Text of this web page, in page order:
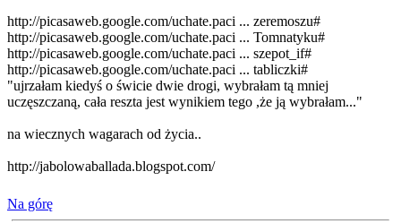
http://picasaweb.google.com/uchate.paci ... zeremoszu#
http://picasaweb.google.com/uchate.paci ... Tomnatyku#
http://picasaweb.google.com/uchate.paci ... szepot_if#
http://picasaweb.google.com/uchate.paci ... tabliczki#
"ujrzałam kiedyś o świcie dwie drogi, wybrałam tą mniej
uczęszczaną, cała reszta jest wynikiem tego ,że ją wybrałam..."
na wiecznych wagarach od życia..
http://jabolowaballada.blogspot.com/
Na górę